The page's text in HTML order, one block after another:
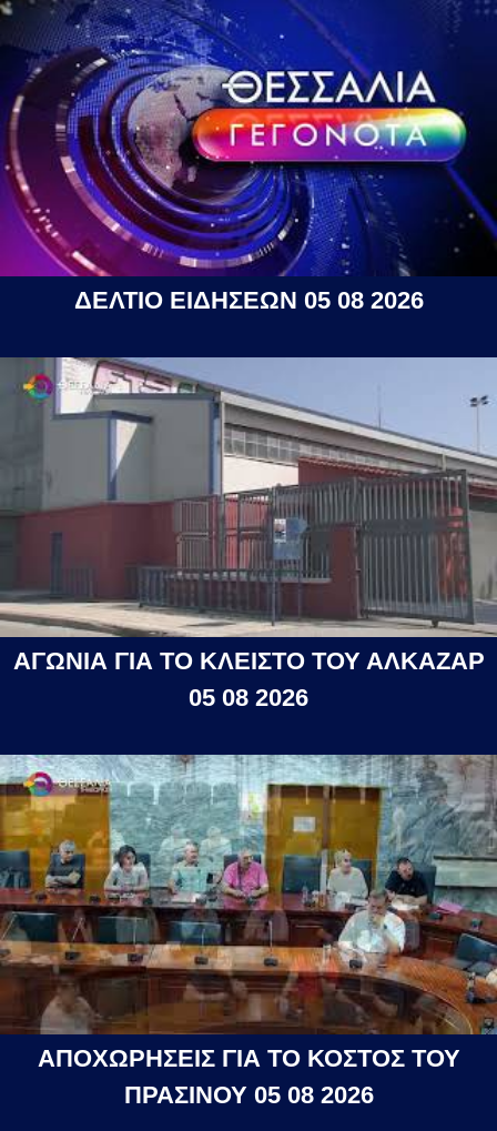
ΔΕΛΤΙΟ ΕΙΔΗΣΕΩΝ 05 08 2026
ΑΓΩΝΙΑ ΓΙΑ ΤΟ ΚΛΕΙΣΤΟ ΤΟΥ ΑΛΚΑΖΑΡ
05 08 2026
ΑΠΟΧΩΡΗΣΕΙΣ ΓΙΑ ΤΟ ΚΟΣΤΟΣ ΤΟΥ
ΠΡΑΣΙΝΟΥ 05 08 2026